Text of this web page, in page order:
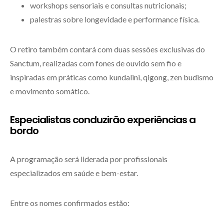
workshops sensoriais e consultas nutricionais;
palestras sobre longevidade e performance física.
O retiro também contará com duas sessões exclusivas do
Sanctum, realizadas com fones de ouvido sem fio e
inspiradas em práticas como kundalini, qigong, zen budismo
e movimento somático.
Especialistas conduzirão experiências a
bordo
A programação será liderada por profissionais
especializados em saúde e bem-estar.
Entre os nomes confirmados estão: